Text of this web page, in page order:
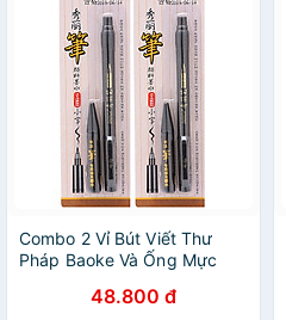
Combo 2 Vỉ Bút Viết Thư
Pháp Baoke Và Ống Mực
48.800 đ